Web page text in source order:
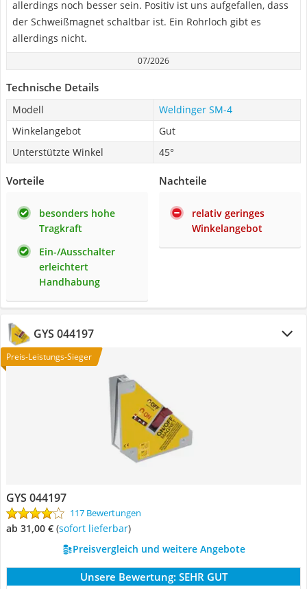
allerdings noch besser sein. Positiv ist uns aufgefallen, dass
der Schweißmagnet schaltbar ist. Ein Rohrloch gibt es
allerdings nicht.
07/2026
Technische Details
Modell
Weldinger SM-4
Winkelangebot
Gut
Unterstützte Winkel
45°
Vorteile
besonders hohe
Tragkraft
Ein-/Ausschalter
erleichtert
Handhabung
Nachteile
relativ geringes
Winkelangebot
GYS 044197
Preis-Leistungs-Sieger
GYS 044197
117 Bewertungen
ab 31,00 € ( Sofort lieferbar)
Preisvergleich und weitere Angebote
Unsere Bewertung: SEHR GUT